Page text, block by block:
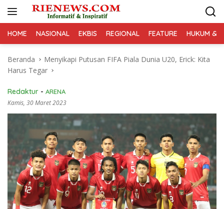
HOME NASIONAL EKBIS REGIONAL FEATURE HUKUM &
Beranda
Menyikapi Putusan FIFA Piala Dunia U20, Erick: Kita
Harus Tegar
Redaktur - ARENA
Kamis, 30 Maret 2023